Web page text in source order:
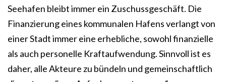
Seehafen bleibt immer ein Zuschussgeschäft. Die
Finanzierung eines kommunalen Hafens verlangt von
einer Stadt immer eine erhebliche, sowohl finanzielle
als auch personelle Kraftaufwendung. Sinnvoll ist es
daher, alle Akteure zu bündeln und gemeinschaftlich